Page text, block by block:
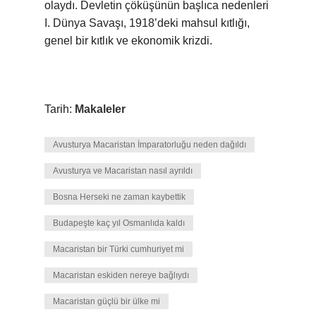
olaydı. Devletin çöküşünün başlıca nedenleri
I. Dünya Savaşı, 1918’deki mahsul kıtlığı,
genel bir kıtlık ve ekonomik krizdi.
Tarih: Makaleler
Avusturya Macaristan İmparatorluğu neden dağıldı
Avusturya ve Macaristan nasıl ayrıldı
Bosna Herseki ne zaman kaybettik
Budapeşte kaç yıl Osmanlıda kaldı
Macaristan bir Türki cumhuriyet mi
Macaristan eskiden nereye bağlıydı
Macaristan güçlü bir ülke mi